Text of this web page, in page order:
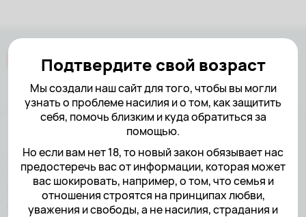
Подтвердите свой возраст
Мы создали наш сайт для того, чтобы вы могли
узнать о проблеме насилия и о том, как защитить
себя, помочь близким и куда обратиться за
помощью.
Но если вам нет 18, то новый закон обязывает нас
предостеречь вас от информации, которая может
вас шокировать, например, о том, что семья и
отношения строятся на принципах любви,
уважения и свободы, а не насилия, страдания и
18+ НАСТОЯЩИЙ МАТЕРИАЛ
(ИНФОРМАЦИЯ) ПРОИЗВЕДЕН,
РАСПРОСТРАНЕН И (ИЛИ)
НАПРАВЛЕН ИНОСТРАННЫМ